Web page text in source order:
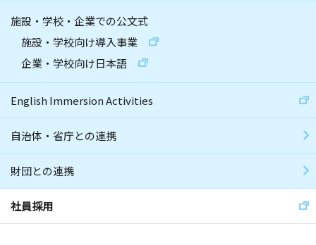
施設・学校・企業での公文式
施設・学校向け導入事業
企業・学校向け日本語
English Immersion Activities
自治体・省庁との連携
財団との連携
社員採用